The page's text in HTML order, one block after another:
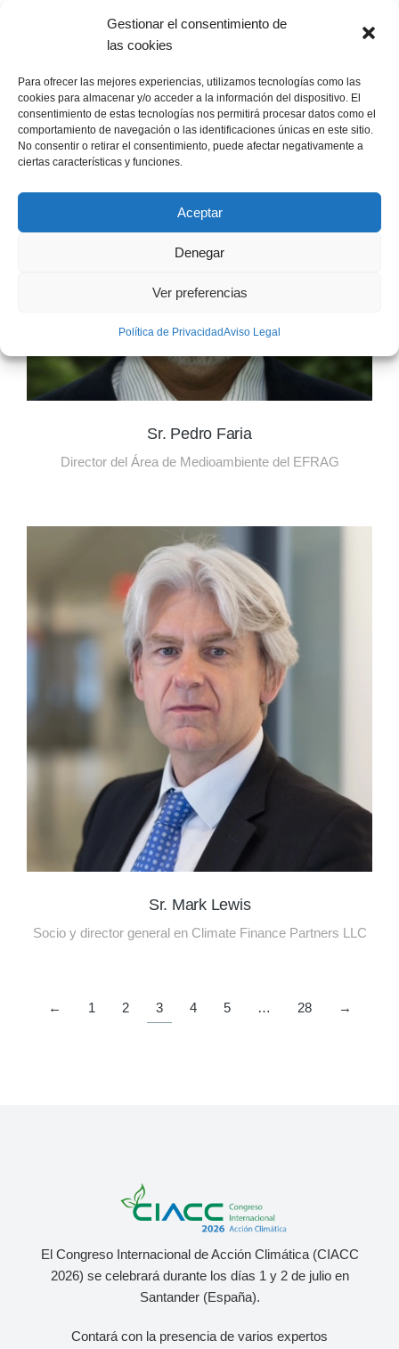
Gestionar el consentimiento de
las cookies
Para ofrecer las mejores experiencias, utilizamos tecnologías como las
cookies para almacenar y/o acceder a la información del dispositivo. El
consentimiento de estas tecnologías nos permitirá procesar datos como el
comportamiento de navegación o las identificaciones únicas en este sitio.
No consentir o retirar el consentimiento, puede afectar negativamente a
ciertas características y funciones.
Aceptar
Denegar
Ver preferencias
Política de PrivacidadAviso Legal
Sr. Pedro Faria
Director del Área de Medioambiente del EFRAG
Sr. Mark Lewis
Socio y director general en Climate Finance Partners LLC
← 1 2 3 4 5 … 28 →
El Congreso Internacional de Acción Climática (CIACC
2026) se celebrará durante los días 1 y 2 de julio en
Santander (España).
Contará con la presencia de varios expertos